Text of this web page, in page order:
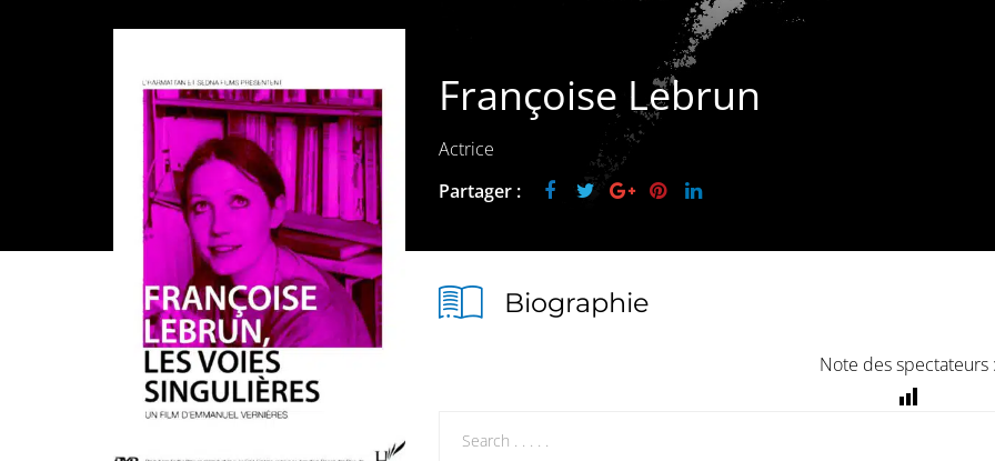
Françoise Lebrun
Actrice
Partager :
Biographie
Note des spectateurs